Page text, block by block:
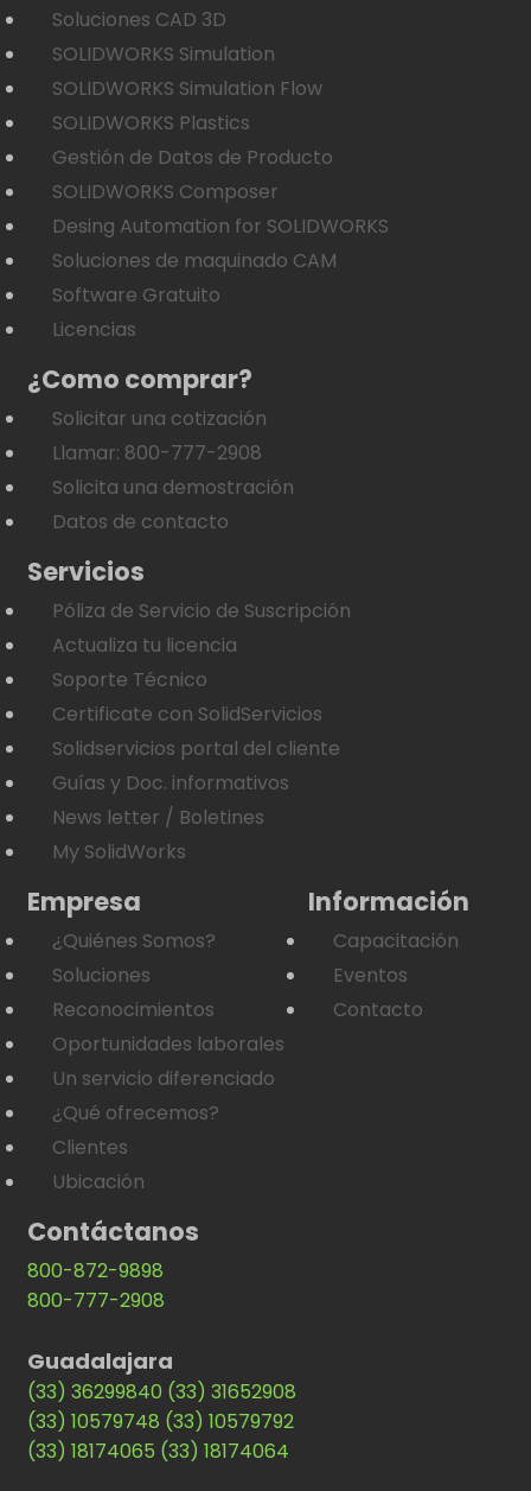
Soluciones CAD 3D
SOLIDWORKS Simulation
SOLIDWORKS Simulation Flow
SOLIDWORKS Plastics
Gestión de Datos de Producto
SOLIDWORKS Composer
Desing Automation for SOLIDWORKS
Soluciones de maquinado CAM
Software Gratuito
Licencias
¿Como comprar?
Solicitar una cotización
Llamar: 800-777-2908
Solicita una demostración
Datos de contacto
Servicios
Póliza de Servicio de Suscripción
Actualiza tu licencia
Soporte Técnico
Certificate con SolidServicios
Solidservicios portal del cliente
Guías y Doc. informativos
News letter / Boletines
My SolidWorks
Empresa
¿Quiénes Somos?
Soluciones
Reconocimientos
Oportunidades laborales
Un servicio diferenciado
¿Qué ofrecemos?
Clientes
Ubicación
Información
Capacitación
Eventos
Contacto
Contáctanos
800-872-9898
800-777-2908
Guadalajara
(33) 36299840 (33) 31652908
(33) 10579748 (33) 10579792
(33) 18174065 (33) 18174064